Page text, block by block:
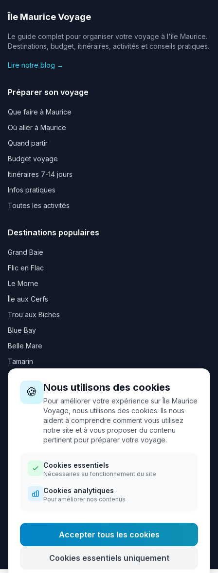
Île Maurice Voyage
Le guide complet pour organiser votre voyage à l'île Maurice.
Destinations, budget, itinéraires, activités et conseils pratiques.
Lire notre blog →
Préparer son voyage
Que faire à Maurice
Où aller à Maurice
Quand partir
Budget voyage
Itinéraires 7-14 jours
Infos pratiques
Toutes les activités
Destinations populaires
Grand Baie
Flic en Flac
Le Morne
Île aux Cerfs
Trou aux Biches
Blue Bay
Belle Mare
Tamarin
Autres destinations
Cap Malheureux
Trou d'Eau Douce
Chamouny
Gorges Rivière Noire
Chutes de Tamarin
|Mentions légales|Politique de confidentialité
🍪 Nous utilisons des cookies
Pour améliorer votre expérience sur Île Maurice
Voyage, nous utilisons des cookies. Ils nous
aident à comprendre comment vous utilisez
notre site et à vous proposer du contenu
pertinent pour préparer votre voyage.
Cookies essentiels
Nécessaires au fonctionnement du site
Cookies analytiques
Pour améliorer nos contenus
Accepter tous les cookies
Cookies essentiels uniquement